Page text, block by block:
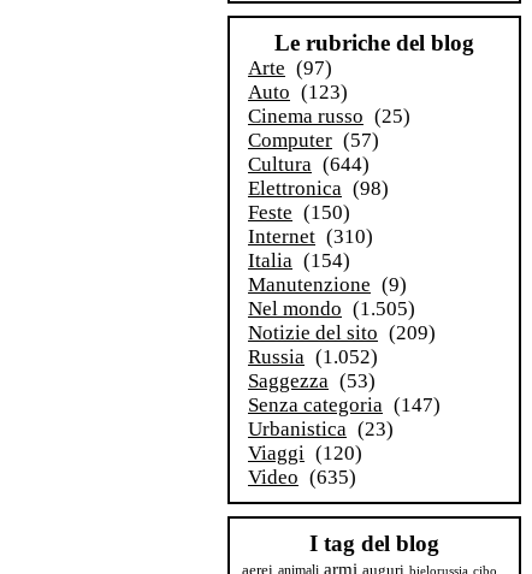
Le rubriche del blog
Arte (97)
Auto (123)
Cinema russo (25)
Computer (57)
Cultura (644)
Elettronica (98)
Feste (150)
Internet (310)
Italia (154)
Manutenzione (9)
Nel mondo (1.505)
Notizie del sito (209)
Russia (1.052)
Saggezza (53)
Senza categoria (147)
Urbanistica (23)
Viaggi (120)
Video (635)
I tag del blog
aerei animali armi auguri bielorussia cibo